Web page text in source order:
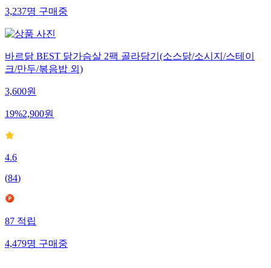
3,237명구매중
바르닭 BEST 닭가슴살 2팩 골라담기(소스닭/소시지/스테이
크/만두/볶음밥 외)
3,600원
19%2,900원
4.6
(84)
87적립
4,479명구매중